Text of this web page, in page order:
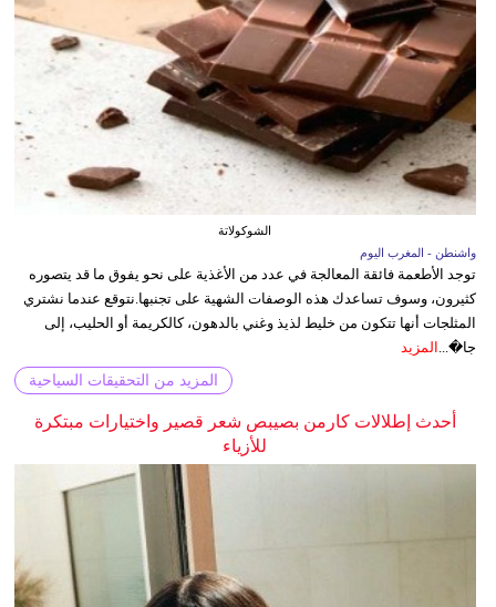
الشوكولاتة
واشنطن - المغرب اليوم
توجد الأطعمة فائقة المعالجة في عدد من الأغذية على نحو يفوق ما قد يتصوره
كثيرون، وسوف تساعدك هذه الوصفات الشهية على تجنبها.نتوقع عندما نشتري
المثلجات أنها تتكون من خليط لذيذ وغني بالدهون، كالكريمة أو الحليب، إلى
جا�...
المزيد
المزيد من التحقيقات السياحية
أحدث إطلالات كارمن بصيبص شعر قصير واختيارات مبتكرة
للأزياء